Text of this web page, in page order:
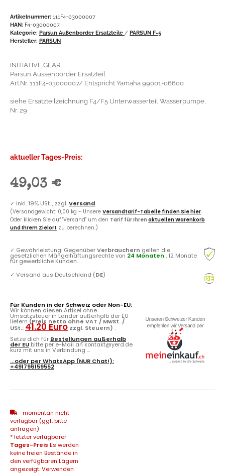
Artikelnummer: 111F4-03000007
HAN: F4-03000007
Kategorie: Parsun Außenborder Ersatzteile / PARSUN F-5
Hersteller: PARSUN
INITIATIVE GEAR
Parsun Aussenborder Ersatzteil
Art.Nr. 111F4-03000007/ Entspricht Yamaha 99001-06600
siehe Ersatzteilzeichnung F4/F5 Unterwasserteil Wasserpumpe,
Nr. 29
aktueller Tages-Preis:
49,03 €
✓ inkl. 19% USt. , zzgl.Versand
(Versandgewicht: 0,00 kg - Unsere Versandtarif-Tabelle finden Sie hier.
Oder klicken Sie auf "Versand" um den Tarif für Ihren aktuellen Warenkorb
und Ihrem Zielort zu berechnen.)
✓ Gewährleistung: GegenüberVerbrauchern gelten die
gesetzlichen Mängelhaftungsrechte von 24 Monaten , 12 Monate
für gewerbliche Kunden.
✓ Versand aus Deutschland (DE)
Für Kunden in der Schweiz oder Non-EU:
Wir können diesen Artikel ohne
Umsatzsteuer in Länder außerhalb der EU
liefern (Preis netto ohne VAT / MwSt. /
USt.: 41.20 Euro zzgl. Steuern) .
Setze dich für Bestellungen außerhalb
der EU bitte per e-Mail an kontakt@yerd.de
kurz mit uns in Verbindung ...
...oder perWhatsApp (NUR Chat!):
+491796159552
momentan nicht
verfügbar (ggf. bitte
anfragen)
* letzter verfügbarer
Tages-Preis Es werden
keine freien Bestände in
den verfügbaren Lägern
angezeigt. Verwenden